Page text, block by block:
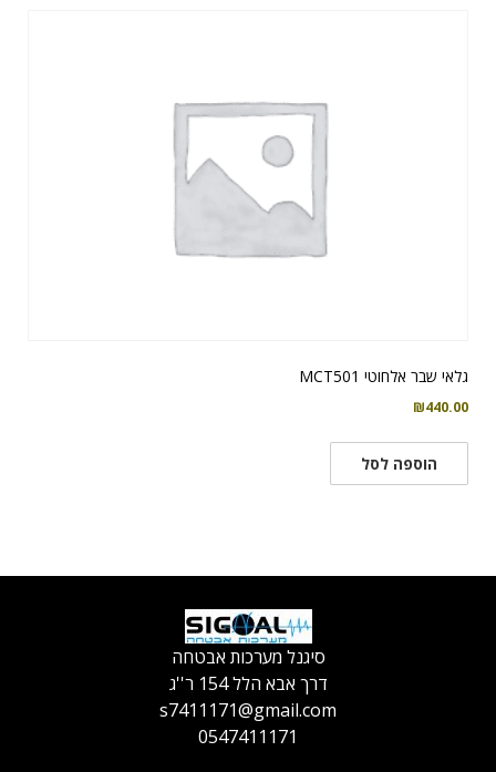
גלאי שבר אלחוטי MCT501
₪440.00
הוספה לסל
סיגנל מערכות אבטחה
דרך אבא הלל 154 ר''ג
s7411171@gmail.com
0547411171